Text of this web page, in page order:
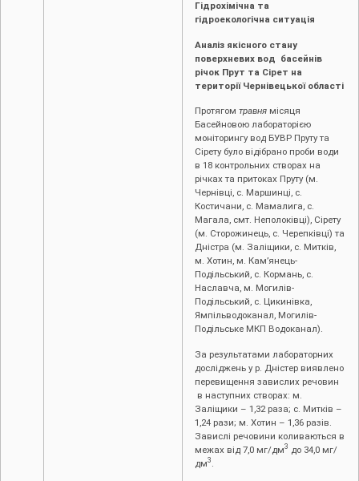
Гідрохімічна та
гідроекологічна ситуація
Аналіз якісного стану
поверхневих вод басейнів
річок Прут та Сірет на
території Чернівецької області
Протягом травня місяця
Басейновою лабораторією
моніторингу вод БУВР Пруту та
Сірету було відібрано проби води
в 18 контрольних створах на
річках та притоках Пруту (м.
Чернівці, c. Маршинці, с.
Костичани, с. Мамалига, с.
Магала, смт. Неполоківці), Сірету
(м. Сторожинець, с. Черепківці) та
Дністра (м. Заліщики, с. Митків,
м. Хотин, м. Кам’янець-
Подільський, с. Кормань, с.
Наславча, м. Могилів-
Подільський, с. Цикинівка,
Ямпільводоканал, Могилів-
Подільське МКП Водоканал).
За результатами лабораторних
досліджень у р. Дністер виявлено
перевищення завислих речовин
в наступних створах: м.
Заліщики – 1,32 раза; с. Митків ­­–
1,24 рази; м. Хотин ­– 1,36 разів.
Завислі речовини коливаються в
межах від 7,0 мг/дм3 до 34,0 мг/
дм3